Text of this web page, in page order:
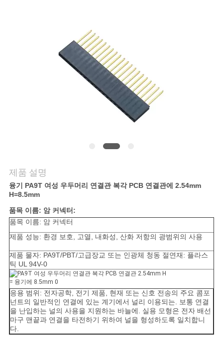
요
청
하
다
사
이
트
맵
제품 설명
융기 PA9T 여성 우두머리 연결관 복각 PCB 연결관에 2.54mm
H=8.5mm
품목 이름: 암 커넥터:
품목 이름: 암 커넥터
제품 성능: 환경 보호, 고열, 내화성, 산화 저항의 광범위의 사용
제품 물자: PA9T/PBT/고급장교 또는 인광체 청동 절연재: 플라스
틱 UL 94V-0
응용 범위: 전자공학, 전기 제품, 현재 또는 신호 전송의 주요 콤포
넌트의 일반적인 연결에 있는 계기에서 널리 이용되는. 보통 연결
을 난입하는 널의 사용을 지원하는 바늘에. 실용 모형은 전자 배선
마구 맨끝과 연결을 타전하기 위하여 널을 형성하도록 일치합니
다.